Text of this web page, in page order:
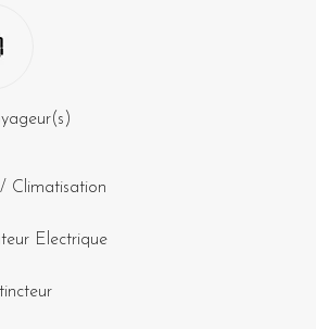
/ Climatisation
Electrique